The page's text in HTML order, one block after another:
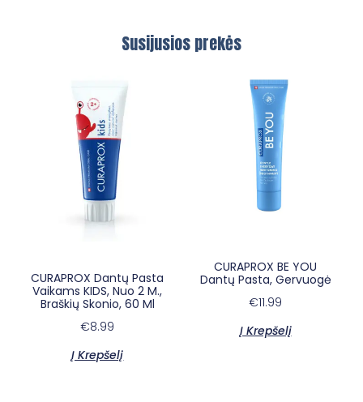
Susijusios prekės
CURAPROX Dantų Pasta
Vaikams KIDS, Nuo 2 M.,
Braškių Skonio, 60 Ml
€8.99
Į Krepšelį
CURAPROX BE YOU
Dantų Pasta, Gervuogė
€11.99
Į Krepšelį